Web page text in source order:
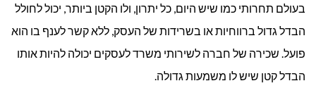
בעולם תחרותי כמו שיש היום, כל יתרון, ולו הקטן ביותר, יכול לחולל
הבדל גדול ברווחיות או בשרידות של העסק, ללא קשר לענף בו הוא
פועל. שכירה של חברה לשירותי משרד לעסקים יכולה להיות אותו
הבדל קטן שיש לו משמעות גדולה.